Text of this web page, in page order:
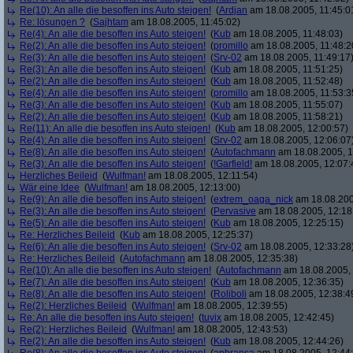
Re(10): An alle die besoffen ins Auto steigen! (Ardjan am 18.08.2005,
Re: lösungen ? (Sajhtam am 18.08.2005, 11:45:02)
Re(4): An alle die besoffen ins Auto steigen! (Kub am 18.08.2005, 11:48:03)
Re(2): An alle die besoffen ins Auto steigen! (promillo am 18.08.2005,
Re(3): An alle die besoffen ins Auto steigen! (Srv-02 am 18.08.2005, 11:49:17)
Re(3): An alle die besoffen ins Auto steigen! (Kub am 18.08.2005, 11:51:25)
Re(2): An alle die besoffen ins Auto steigen! (Kub am 18.08.2005, 11:52:48)
Re(4): An alle die besoffen ins Auto steigen! (promillo am 18.08.2005,
Re(3): An alle die besoffen ins Auto steigen! (Kub am 18.08.2005, 11:55:07)
Re(2): An alle die besoffen ins Auto steigen! (Kub am 18.08.2005, 11:58:21)
Re(11): An alle die besoffen ins Auto steigen! (Kub am 18.08.2005, 12:00:57)
Re(4): An alle die besoffen ins Auto steigen! (Srv-02 am 18.08.2005,
Re(8): An alle die besoffen ins Auto steigen! (Autofachmann am 18.08.2005,
Re(3): An alle die besoffen ins Auto steigen! (!Garfield! am 18.08.2005,
Herzliches Beileid (Wulfman! am 18.08.2005, 12:11:54)
Wär eine Idee (Wulfman! am 18.08.2005, 12:13:00)
Re(9): An alle die besoffen ins Auto steigen! (extrem_oaga_nick am
Re(3): An alle die besoffen ins Auto steigen! (Pervasive am 18.08.2005,
Re(5): An alle die besoffen ins Auto steigen! (Kub am 18.08.2005, 12:25:15)
Re: Herzliches Beileid (Kub am 18.08.2005, 12:25:37)
Re(6): An alle die besoffen ins Auto steigen! (Srv-02 am 18.08.2005,
Re: Herzliches Beileid (Autofachmann am 18.08.2005, 12:35:38)
Re(10): An alle die besoffen ins Auto steigen! (Autofachmann am
Re(7): An alle die besoffen ins Auto steigen! (Kub am 18.08.2005, 12:36:35)
Re(8): An alle die besoffen ins Auto steigen! (Roliboli am 18.08.2005,
Re(2): Herzliches Beileid (Wulfman! am 18.08.2005, 12:39:55)
Re: An alle die besoffen ins Auto steigen! (tuvix am 18.08.2005, 12:42:45)
Re(2): Herzliches Beileid (Wulfman! am 18.08.2005, 12:43:53)
Re(2): An alle die besoffen ins Auto steigen! (Kub am 18.08.2005, 12:44:26)